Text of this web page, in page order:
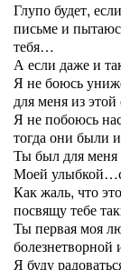
Глупо будет,
письме и
тебя…
А если даже и
Я не боюсь
для меня из
Я не побоюсь
тогда они были
Ты был для
Моей
Как жаль, что
посвящу тебе
Ты первая моя
Я буду